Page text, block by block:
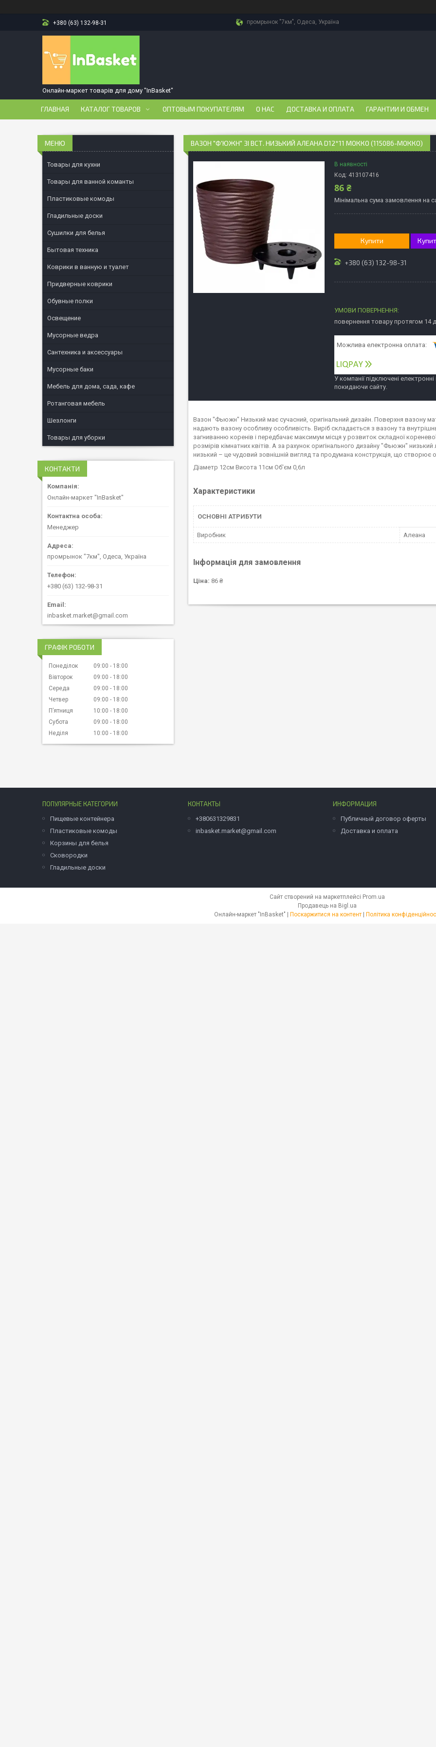
+380 (63) 132-98-31 промрынок "7км", Одеса, Україна
Онлайн-маркет товарів для дому "InBasket"
ГЛАВНАЯ КАТАЛОГ ТОВАРОВ ОПТОВЫМ ПОКУПАТЕЛЯМ О НАС ДОСТАВКА И ОПЛАТА ГАРАНТИИ И ОБМЕН
ВАЗОН "Ф'ЮЖН" ЗІ ВСТ. НИЗЬКИЙ АЛЕАНА D12*11 МОККО (115086-МОККО)
В наявності
Код: 413107416
86 ₴
Мінімальна сума замовлення на
Купити
+380 (63) 132-98-31
повернення товару протягом 14
У компанії підключені
покидаючи сайту.
Вазон "Фьюжн" Низький має сучасний, оригінальний дизайн. Поверхня вазону
надають вазону особливу особливість. Виріб складається з вазону та
загниванню коренів і передбачає максимум місця у розвиток складної
розмірів кімнатних квітів. А за рахунок оригінального дизайну "Фьюжн"
низький – це чудовий зовнішній вигляд та продумана конструкція, що створює
Діаметр 12см Висота 11см Об'єм 0,6л
Характеристики
ОСНОВНІ АТРИБУТИ
Виробник Алеана
Інформація для замовлення
Ціна: 86 ₴
Товары для кухни
Товары для ванной команты
Пластиковые комоды
Гладильные доски
Сушилки для белья
Бытовая техника
Коврики в ванную и туалет
Придверные коврики
Обувные полки
Освещение
Мусорные ведра
Сантехника и аксессуары
Мусорные баки
Мебель для дома, сада, кафе
Ротанговая мебель
Шезлонги
Товары для уборки
КОНТАКТИ
Онлайн-маркет "InBasket"
Менеджер
промрынок "7км", Одеса, Україна
+380 (63) 132-98-31
inbasket.market@gmail.com
ГРАФІК РОБОТИ
Понеділок 09:00
18:00
Вівторок
09:00
18:00
Середа
09:00
18:00
Четвер
09:00
18:00
Пʼятниця
10:00
18:00
Субота
09:00
18:00
Неділя
10:00 18:00
ПОПУЛЯРНЫЕ КАТЕГОРИИ
Пищевые контейнера
Пластиковые комоды
Корзины для белья
Сковородки
Гладильные доски
КОНТАКТЫ
+380631329831
inbasket.market@gmail.com
ИНФОРМАЦИЯ
Публичный договор оферты
Доставка и оплата
Сайт створений на маркетплейсі Prom.ua
Продавець на Bigl.ua
Поскаржитися на контент Політика